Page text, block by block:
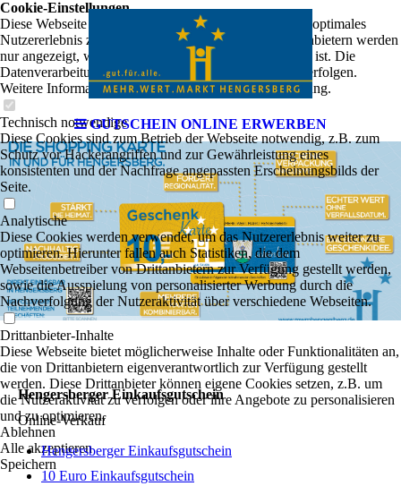
GUTSCHEIN ONLINE ERWERBEN
Hengersberger Einkaufsgutschein
Online-Verkauf
Hengersberger Einkaufsgutschein
10 Euro Einkaufsgutschein
Cookie-Einstellungen
Diese Webseite verwendet Cookies, um Besuchern ein optimales
Nutzererlebnis zu bieten. Bestimmte Inhalte von Drittanbietern werden
nur angezeigt, wenn die entsprechende Option aktiviert ist. Die
Datenverarbeitung kann dann auch in einem Drittland erfolgen.
Weitere Informationen hierzu in der Datenschutzerklärung.
Technisch notwendige
Diese Cookies sind zum Betrieb der Webseite notwendig, z.B. zum
Schutz vor Hackerangriffen und zur Gewährleistung eines
konsistenten und der Nachfrage angepassten Erscheinungsbilds der
Seite.
Analytische
Diese Cookies werden verwendet, um das Nutzererlebnis weiter zu
optimieren. Hierunter fallen auch Statistiken, die dem
Webseitenbetreiber von Drittanbietern zur Verfügung gestellt werden,
sowie die Ausspielung von personalisierter Werbung durch die
Nachverfolgung der Nutzeraktivität über verschiedene Webseiten.
Drittanbieter-Inhalte
Diese Webseite bietet möglicherweise Inhalte oder Funktionalitäten an,
die von Drittanbietern eigenverantwortlich zur Verfügung gestellt
werden. Diese Drittanbieter können eigene Cookies setzen, z.B. um
die Nutzeraktivität zu verfolgen oder ihre Angebote zu personalisieren
und zu optimieren.
Ablehnen
Alle akzeptieren
Speichern